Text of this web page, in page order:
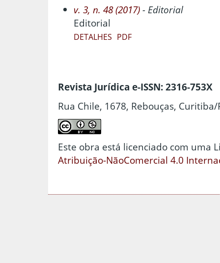
v. 3, n. 48 (2017)- Editorial
Editorial
DETALHES PDF
Revista Jurídica e-ISSN: 2316-753X
Rua Chile, 1678, Rebouças, Curitiba/
Este obra está licenciado com uma
Atribuição-NãoComercial 4.0